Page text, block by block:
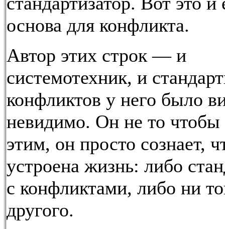
основа для конфликта.
Автор этих строк — и
системотехник, и
конфликтов у него было
невидимо. Он не то чтобы
этим, он просто сознает,
устроена жизнь: либо
с конфликтами, либо ни
другого.